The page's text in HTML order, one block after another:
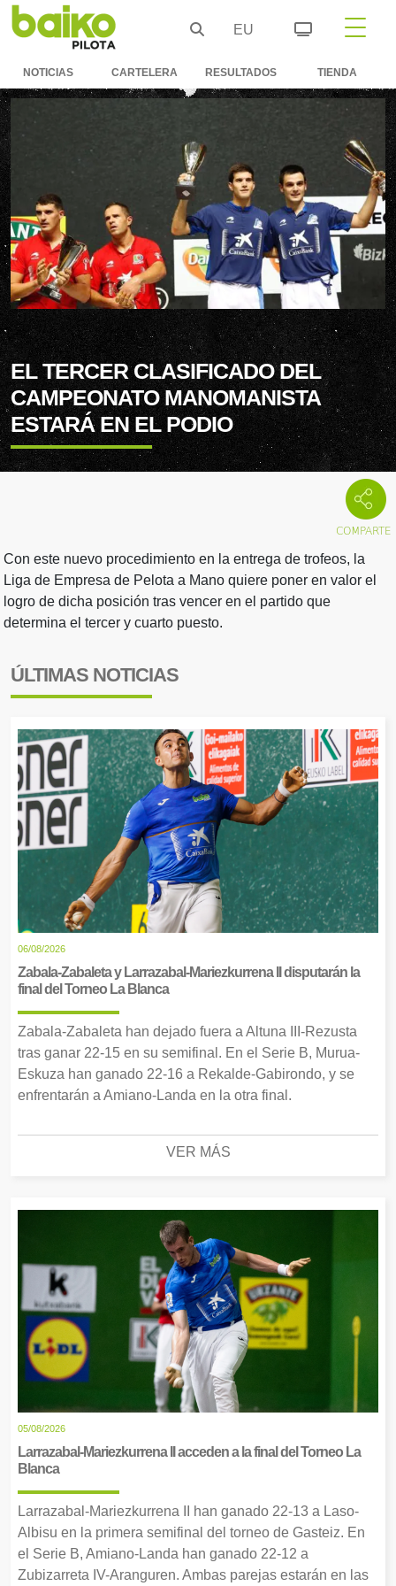
EU
NOTICIAS CARTELERA RESULTADOS TIENDA
EL TERCER CLASIFICADO DEL
CAMPEONATO MANOMANISTA
ESTARÁ EN EL PODIO
Con este nuevo procedimiento en la entrega de trofeos, la
Liga de Empresa de Pelota a Mano quiere poner en valor el
logro de dicha posición tras vencer en el partido que
determina el tercer y cuarto puesto.
ÚLTIMAS NOTICIAS
06/08/2026
Zabala-Zabaleta y Larrazabal-Mariezkurrena II disputarán la
final del Torneo La Blanca
Zabala-Zabaleta han dejado fuera a Altuna III-Rezusta
tras ganar 22-15 en su semifinal. En el Serie B, Murua-
Eskuza han ganado 22-16 a Rekalde-Gabirondo, y se
enfrentarán a Amiano-Landa en la otra final.
VER MÁS
05/08/2026
Larrazabal-Mariezkurrena II acceden a la final del Torneo La
Blanca
Larrazabal-Mariezkurrena II han ganado 22-13 a Laso-
Albisu en la primera semifinal del torneo de Gasteiz. En
el Serie B, Amiano-Landa han ganado 22-12 a
Zubizarreta IV-Aranguren. Ambas parejas estarán en las